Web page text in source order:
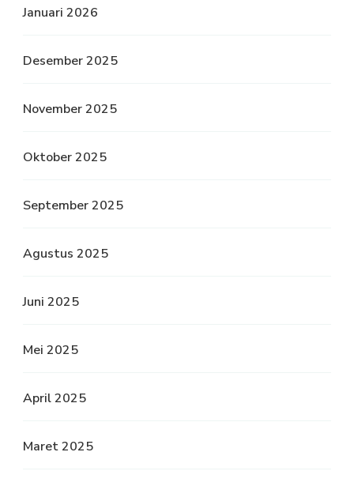
Januari 2026
Desember 2025
November 2025
Oktober 2025
September 2025
Agustus 2025
Juni 2025
Mei 2025
April 2025
Maret 2025